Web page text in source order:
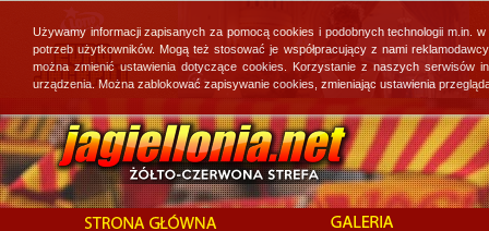
Używamy informacji zapisanych za pomocą cookies i podobnych technologii
potrzeb użytkowników. Mogą też stosować je współpracujący z nami
można zmienić ustawienia dotyczące cookies. Korzystanie z naszych
urządzenia. Można zablokować zapisywanie cookies, zmieniając ustawienia